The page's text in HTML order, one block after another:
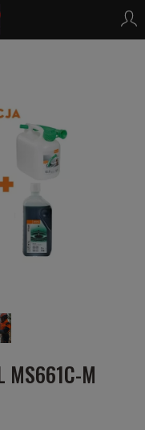
M